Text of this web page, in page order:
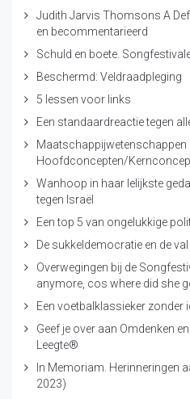
Judith Jarvis Thomsons A
en becommentarieerd
Schuld en boete.
Beschermd: Veldraadpleging
5 lessen voor links
Een standaardreactie tegen
Maatschappijwetenschappen
Hoofdconcepten/
Wanhoop in haar lelijkste
tegen Israël
Een top 5 van ongelukkige
De sukkeldemocratie en de val
Overwegingen bij de
anymore, cos where did she
Een voetbalklassieker zonder
Geef je over aan Omdenken
Leegte®
In Memoriam. Herinneringen
2023)